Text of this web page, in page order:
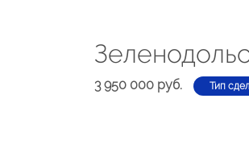
3 950 000 руб. Тип